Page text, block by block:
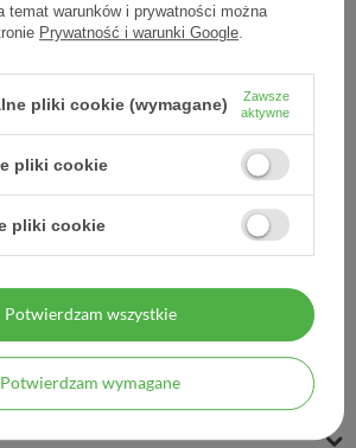
Supramen 120 kaps
- 120 kaps. (8
241,68 zł
2,01 zł / szt.
temat warunków i prywatności można
Prywatność i warunki Google
pliki cookie (wymagane)
Zawsze
aktywne
pliki cookie
pliki cookie
Potwierdzam wymagane
Potwierdzam wszystkie